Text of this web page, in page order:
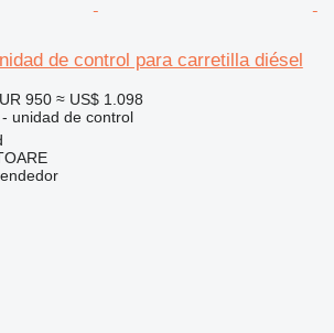
de control para carretilla diésel
950 ≈ US$ 1.098
unidad de control